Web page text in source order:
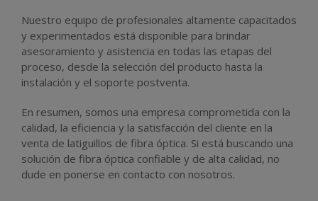
Nuestro equipo de profesionales altamente capacitados
y experimentados está disponible para brindar
asesoramiento y asistencia en todas las etapas del
proceso, desde la selección del producto hasta la
instalación y el soporte postventa.
En resumen, somos una empresa comprometida con la
calidad, la eficiencia y la satisfacción del cliente en la
venta de latiguillos de fibra óptica. Si está buscando una
solución de fibra óptica confiable y de alta calidad, no
dude en ponerse en contacto con nosotros.